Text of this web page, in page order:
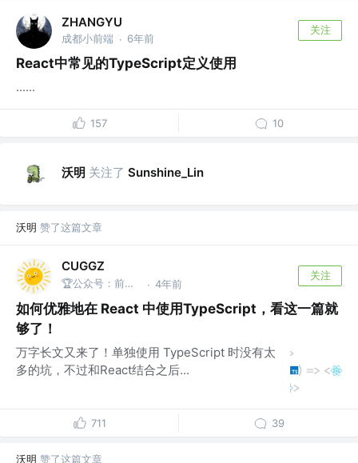
ZHANGYU
成都小前端 · 6年前
关注
React中常见的TypeScript定义使用
......
157 10
沃明 关注了 Sunshine_Lin
沃明 赞了这篇文章
CUGGZ
🏆公众号：前端充电宝 · 4年前
关注
如何优雅地在 React 中使用TypeScript，看这一篇就
够了！
万字长文又来了！单独使用 TypeScript 时没有太
多的坑，不过和React结合之后...
711 39
沃明 赞了这篇文章